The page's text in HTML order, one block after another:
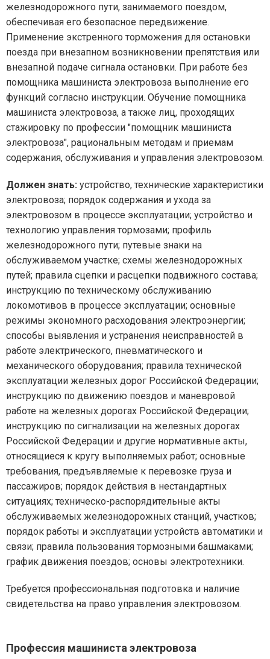
железнодорожного пути, занимаемого поездом,
обеспечивая его безопасное передвижение.
Применение экстренного торможения для остановки
поезда при внезапном возникновении препятствия или
внезапной подаче сигнала остановки. При работе без
помощника машиниста электровоза выполнение его
функций согласно инструкции. Обучение помощника
машиниста электровоза, а также лиц, проходящих
стажировку по профессии "помощник машиниста
электровоза", рациональным методам и приемам
содержания, обслуживания и управления электровозом.
Должен знать: устройство, технические характеристики
электровоза; порядок содержания и ухода за
электровозом в процессе эксплуатации; устройство и
технологию управления тормозами; профиль
железнодорожного пути; путевые знаки на
обслуживаемом участке; схемы железнодорожных
путей; правила сцепки и расцепки подвижного состава;
инструкцию по техническому обслуживанию
локомотивов в процессе эксплуатации; основные
режимы экономного расходования электроэнергии;
способы выявления и устранения неисправностей в
работе электрического, пневматического и
механического оборудования; правила технической
эксплуатации железных дорог Российской Федерации;
инструкцию по движению поездов и маневровой
работе на железных дорогах Российской Федерации;
инструкцию по сигнализации на железных дорогах
Российской Федерации и другие нормативные акты,
относящиеся к кругу выполняемых работ; основные
требования, предъявляемые к перевозке груза и
пассажиров; порядок действия в нестандартных
ситуациях; техническо-распорядительные акты
обслуживаемых железнодорожных станций, участков;
порядок работы и эксплуатации устройств автоматики и
связи; правила пользования тормозными башмаками;
график движения поездов; основы электротехники.
Требуется профессиональная подготовка и наличие
свидетельства на право управления электровозом.
Профессия машиниста электровоза